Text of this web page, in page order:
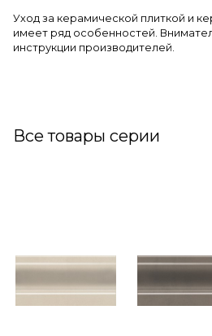
Уход за керамической плиткой и
имеет ряд особенностей.
инструкции производителей.
Все товары серии